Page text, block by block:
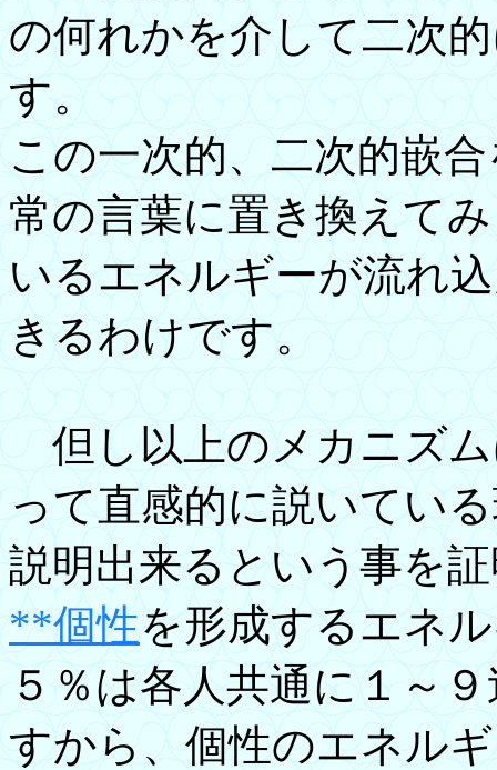
の何れかを介して二次
す。
この一次的、二次的嵌
常の言葉に置き換えて
いるエネルギーが流れ
きるわけです。
但し以上のメカニズ
って直感的に説いてい
説明出来るという事を
**個性を形成するエネ
５％は各人共通に１～
すから、個性のエネル